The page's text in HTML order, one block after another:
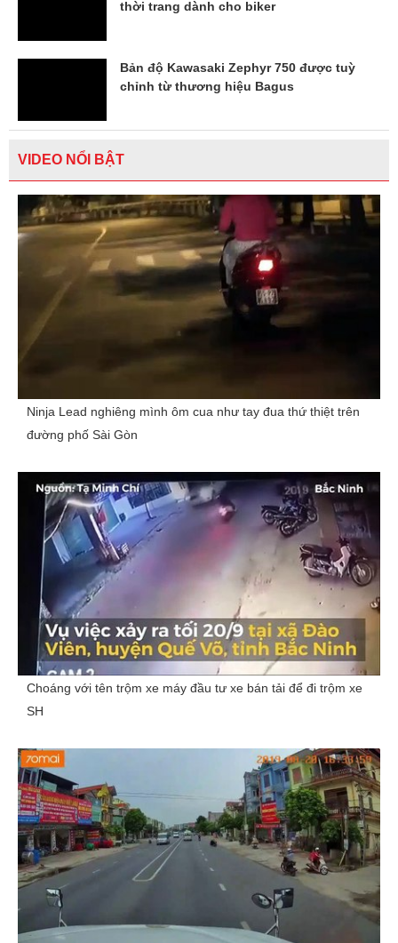
thời trang dành cho biker
Bản độ Kawasaki Zephyr 750 được tuỳ
chỉnh từ thương hiệu Bagus
VIDEO NỔI BẬT
Ninja Lead nghiêng mình ôm cua như tay đua thứ thiệt trên
đường phố Sài Gòn
Choáng với tên trộm xe máy đầu tư xe bán tải để đi trộm xe
SH